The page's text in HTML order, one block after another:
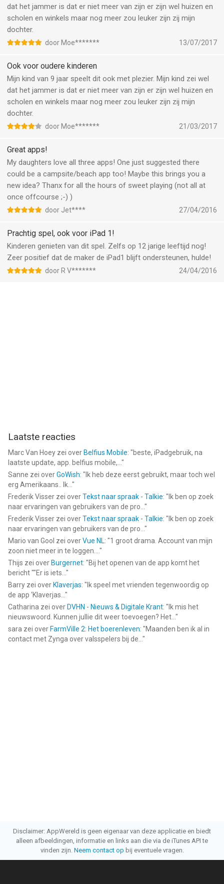
dat het jammer is dat er niet meer van zijn er zijn wel huizen en
scholen en winkels maar nog meer zou leuker zijn zij mijn
dochter.
door Moe******* 13/07/2017
Ook voor oudere kinderen
Mijn kind van 9 jaar speelt dit ook met plezier. Mijn kind zei wel
dat het jammer is dat er niet meer van zijn er zijn wel huizen en
scholen en winkels maar nog meer zou leuker zijn zij mijn
dochter.
door Moe******* 21/03/2017
Great apps!
My daughters love all three apps! One just suggested there
could be a campsite/beach app too! Maybe this brings you a
new idea? Thanx for all the hours of sweet playing (not all at
once offcourse ;-) )
door Jet**** 27/04/2016
Prachtig spel, ook voor iPad 1!
Kinderen genieten van dit spel. Zelfs op 12 jarige leeftijd nog!
Zeer positief dat de maker de iPad1 blijft ondersteunen, hulde!
door R V******* 24/04/2016
Laatste reacties
Marc Van Hoey zei over Belfius Mobile: "beste, iPadgebruik, na
laatste update, app. belfius mobile,... "
Sanne zei overGoWish: " Ik heb deze eerst gebruikt, maar toch wel
erg Amerikaans.. Ik... "
Frederik Visser zei overTekst naar spraak - Talkie: " Ik ben op zoek
naar ervaringen van gebruikers van de pro... "
Frederik Visser zei overTekst naar spraak - Talkie: " Ik ben op zoek
naar ervaringen van gebruikers van de pro... "
Mario van Gool zei overVue NL: "1 groot drama. Account van mijn
zoon niet meer in te loggen.... "
Thijs zei over Burgernet: "Bij het openen van de app komt het
bericht ""Er is iets... "
Barry zei over Klaverjas: " Ik speel met vrienden tegenwoordig op
de app ‘Klaverjas... "
Catharina zei over DVHN - Nieuws & Digitale Krant: " Ik mis het
nieuwswoord. Kunnen jullie dit weer toevoegen? Het... "
sara zei over FarmVille 2: Het boerenleven: "Maanden ben ik al in
contact met Zynga over valsspelers bij de... "
Disclaimer: AppWereld is geen eigenaar van deze applicatie en biedt
alleen afbeeldingen, informatie en links aan die via de iTunes API te
vinden zijn. Neem contact op bij eventuele vragen.